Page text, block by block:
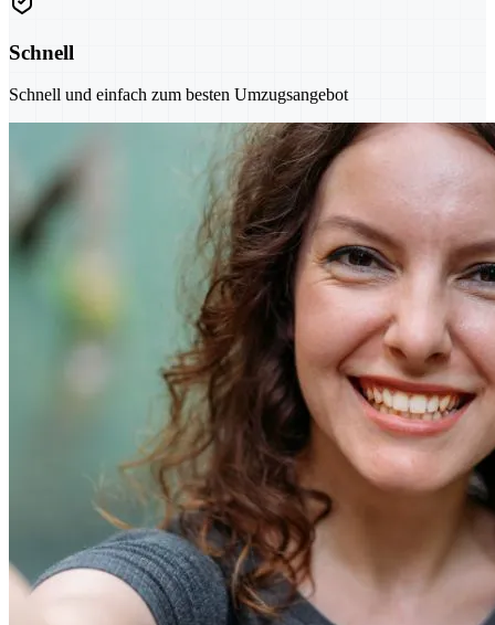
Schnell
Schnell und einfach zum besten Umzugsangebot